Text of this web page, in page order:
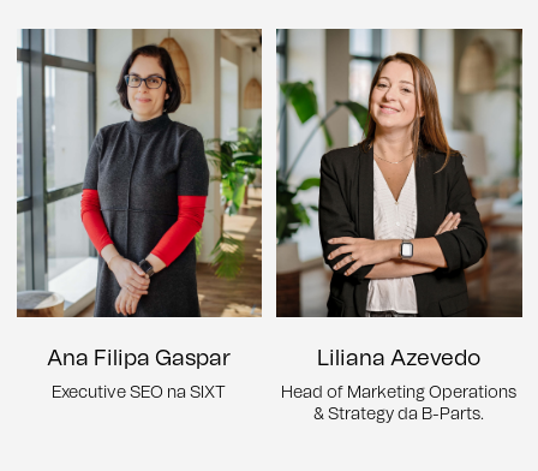
Ana Filipa Gaspar
Executive SEO na SIXT
Liliana Azevedo
Head of Marketing Operations
& Strategy da B-Parts.